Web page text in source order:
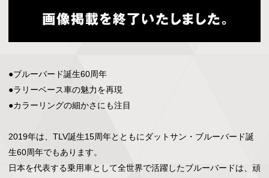
●ブルーバード誕生60周年
●ラリーベース車の魅力を再現
●カラーリングの細かさにも注目
2019年は、TLV誕生15周年とともにダットサン・ブルーバード誕
生60周年でもあります。
日本を代表する乗用車として全世界で活躍したブルーバードは、頑